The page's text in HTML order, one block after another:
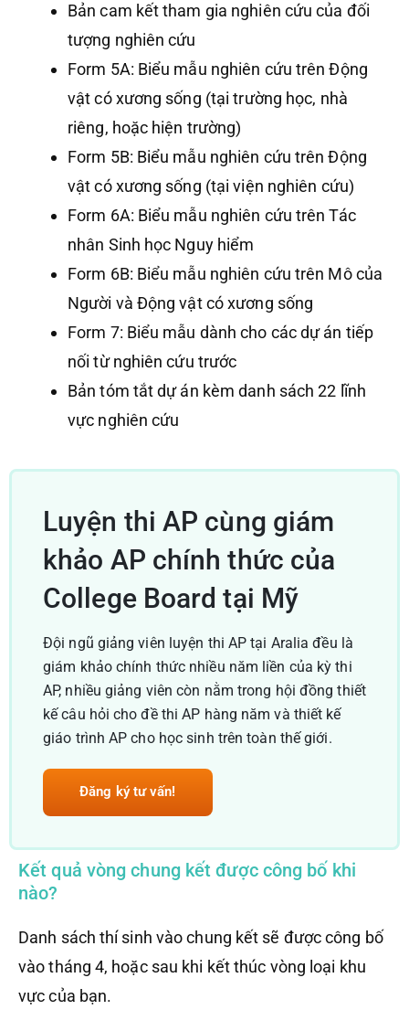
Bản cam kết tham gia nghiên cứu của đối
tượng nghiên cứu
Form 5A: Biểu mẫu nghiên cứu trên Động
vật có xương sống (tại trường học, nhà
riêng, hoặc hiện trường)
Form 5B: Biểu mẫu nghiên cứu trên Động
vật có xương sống (tại viện nghiên cứu)
Form 6A: Biểu mẫu nghiên cứu trên Tác
nhân Sinh học Nguy hiểm
Form 6B: Biểu mẫu nghiên cứu trên Mô của
Người và Động vật có xương sống
Form 7: Biểu mẫu dành cho các dự án tiếp
nối từ nghiên cứu trước
Bản tóm tắt dự án kèm danh sách 22 lĩnh
vực nghiên cứu
Luyện thi AP cùng giám
khảo AP chính thức của
College Board tại Mỹ
Đội ngũ giảng viên luyện thi AP tại Aralia đều là
giám khảo chính thức nhiều năm liền của kỳ thi
AP, nhiều giảng viên còn nằm trong hội đồng thiết
kế câu hỏi cho đề thi AP hàng năm và thiết kế
giáo trình AP cho học sinh trên toàn thế giới.
Đăng ký tư vấn!
Kết quả vòng chung kết được công bố khi
nào?
Danh sách thí sinh vào chung kết sẽ được công bố
vào tháng 4, hoặc sau khi kết thúc vòng loại khu
vực của bạn.